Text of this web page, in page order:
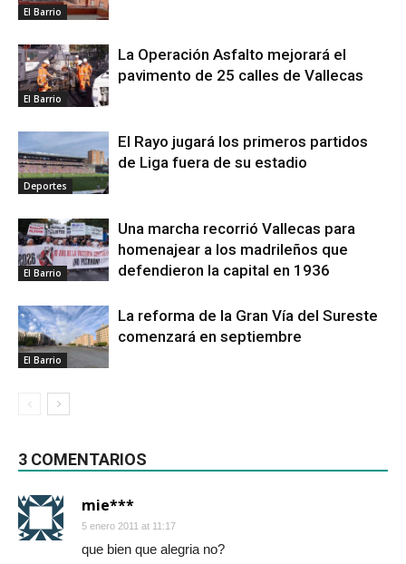
El Barrio
El Barrio
La Operación Asfalto mejorará el
pavimento de 25 calles de Vallecas
Deportes
El Rayo jugará los primeros partidos
de Liga fuera de su estadio
El Barrio
Una marcha recorrió Vallecas para
homenajear a los madrileños que
defendieron la capital en 1936
El Barrio
La reforma de la Gran Vía del Sureste
comenzará en septiembre
3 COMENTARIOS
mie***
5 enero 2011 at 11:17
que bien que alegria no?